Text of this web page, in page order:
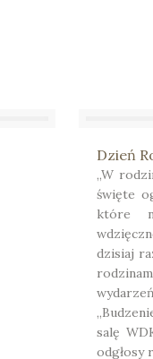
Dzień
„W
święte
które
dzisiaj
salę
odgłosy